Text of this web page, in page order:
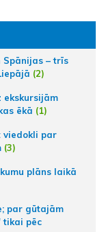
Spānijas – trīs
(2)
ekskursijām
ēkā (1)
viedokli par
(3)
plāns laikā
par gūtajām
tikai pēc